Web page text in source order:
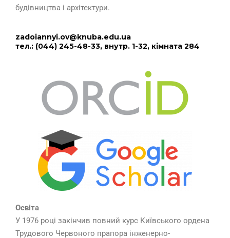
будівництва і архітектури.
zadoiannyi.ov@knuba.edu.ua
тел.: (044) 245-48-33, внутр. 1-32, кімната 284
Освіта
У 1976 році закінчив повний курс Київського ордена
Трудового Червоного прапора інженерно-